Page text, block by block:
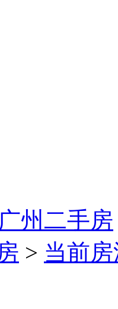
广州二手房
> 当前